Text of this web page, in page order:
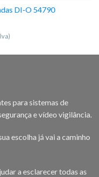
DI-O 54790
para sistemas de
e vídeo vigilância.
escolha já vai a caminho
a esclarecer todas as